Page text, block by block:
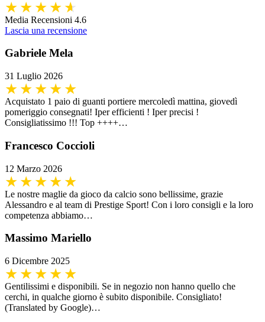
Media Recensioni 4.6
Lascia una recensione
Gabriele Mela
31 Luglio 2026
Acquistato 1 paio di guanti portiere mercoledì mattina, giovedì
pomeriggio consegnati! Iper efficienti ! Iper precisi !
Consigliatissimo !!! Top ++++…
Francesco Coccioli
12 Marzo 2026
Le nostre maglie da gioco da calcio sono bellissime, grazie
Alessandro e al team di Prestige Sport! Con i loro consigli e la loro
competenza abbiamo…
Massimo Mariello
6 Dicembre 2025
Gentilissimi e disponibili. Se in negozio non hanno quello che
cerchi, in qualche giorno è subito disponibile. Consigliato!
(Translated by Google)…